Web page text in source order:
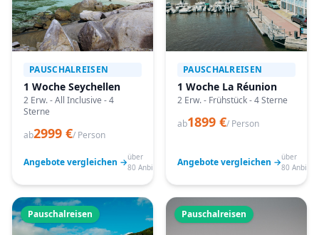
PAUSCHALREISEN
1 Woche Seychellen
2 Erw. - All Inclusive - 4
Sterne
ab2999 €/ Person
Angebote vergleichen →über
80 Anbieter
PAUSCHALREISEN
1 Woche La Réunion
2 Erw. - Frühstück - 4 Sterne
ab1899 €/ Person
Angebote vergleichen →über
80
Pauschalreisen Pauschalreisen